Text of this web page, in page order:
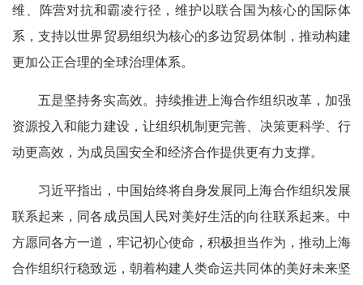
维、阵营对抗和霸凌行径，维护以联合国为核心的国际体
系，支持以世界贸易组织为核心的多边贸易体制，推动构建
更加公正合理的全球治理体系。
五是坚持务实高效。持续推进上海合作组织改革，加强
资源投入和能力建设，让组织机制更完善、决策更科学、行
动更高效，为成员国安全和经济合作提供更有力支撑。
习近平指出，中国始终将自身发展同上海合作组织发展
联系起来，同各成员国人民对美好生活的向往联系起来。中
方愿同各方一道，牢记初心使命，积极担当作为，推动上海
合作组织行稳致远，朝着构建人类命运共同体的美好未来坚